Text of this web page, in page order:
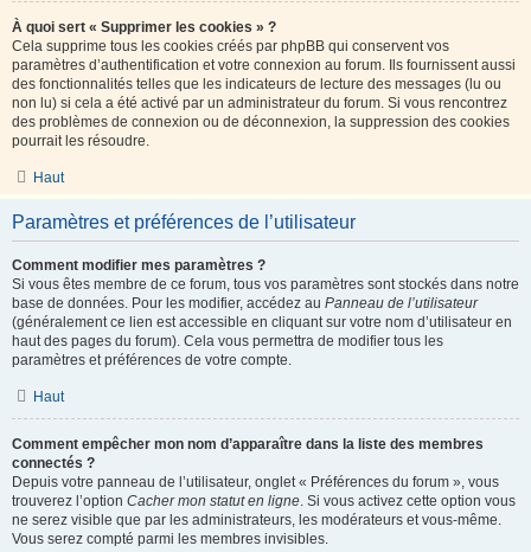
À quoi sert « Supprimer les cookies » ?
Cela supprime tous les cookies créés par phpBB qui conservent vos
paramètres d’authentification et votre connexion au forum. Ils fournissent aussi
des fonctionnalités telles que les indicateurs de lecture des messages (lu ou
non lu) si cela a été activé par un administrateur du forum. Si vous rencontrez
des problèmes de connexion ou de déconnexion, la suppression des cookies
pourrait les résoudre.
Haut
Paramètres et préférences de l’utilisateur
Comment modifier mes paramètres ?
Si vous êtes membre de ce forum, tous vos paramètres sont stockés dans notre
base de données. Pour les modifier, accédez au Panneau de l’utilisateur
(généralement ce lien est accessible en cliquant sur votre nom d’utilisateur en
haut des pages du forum). Cela vous permettra de modifier tous les
paramètres et préférences de votre compte.
Haut
Comment empêcher mon nom d’apparaître dans la liste des membres
connectés ?
Depuis votre panneau de l’utilisateur, onglet « Préférences du forum », vous
trouverez l’option Cacher mon statut en ligne. Si vous activez cette option vous
ne serez visible que par les administrateurs, les modérateurs et vous-même.
Vous serez compté parmi les membres invisibles.